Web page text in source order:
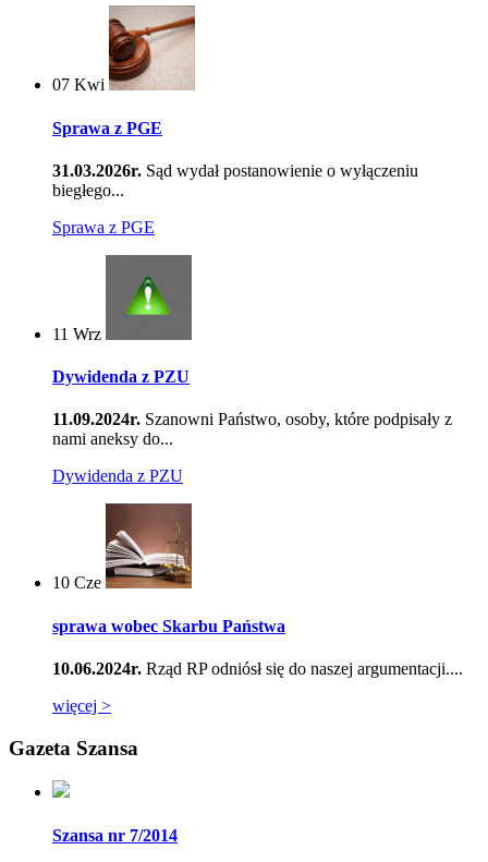
07 Kwi
Sprawa z PGE
31.03.2026r. Sąd wydał postanowienie o wyłączeniu
biegłego...
Sprawa z PGE
11 Wrz
Dywidenda z PZU
11.09.2024r. Szanowni Państwo, osoby, które podpisały z
nami aneksy do...
Dywidenda z PZU
10 Cze
sprawa wobec Skarbu Państwa
10.06.2024r. Rząd RP odniósł się do naszej argumentacji....
więcej >
Gazeta Szansa
Szansa nr 7/2014